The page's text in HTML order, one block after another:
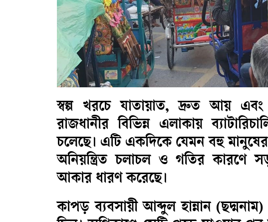
​স্বল্প খরচে যাতায়াত, দ্রুত আয়
রাজধানীর বিভিন্ন এলাকায়
চলেছে। এটি একদিকে যেমন বহু
অনিয়ন্ত্রিত চলাচল ও গতির কারণে
আকার ধারণ করেছে।
কাপড় ব্যবসায়ী আব্দুল হান্নান